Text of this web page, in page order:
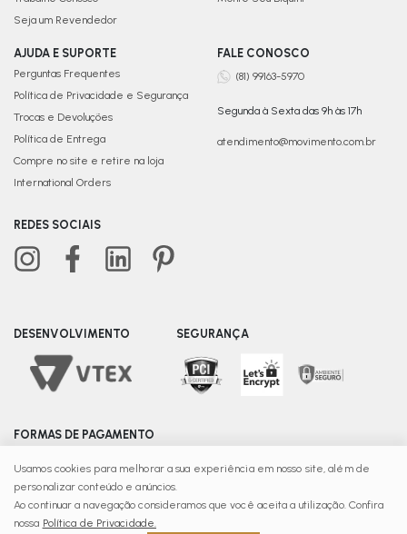
Seja um Revendedor
AJUDA E SUPORTE
Perguntas Frequentes
Política de Privacidade e Segurança
Trocas e Devoluções
Política de Entrega
Compre no site e retire na loja
International Orders
FALE CONOSCO
(81) 99163-5970
Segunda à Sexta das 9h às 17h
atendimento@movimento.com.br
REDES SOCIAIS
DESENVOLVIMENTO SEGURANÇA
FORMAS DE PAGAMENTO
© Copyright 2025 | Movimento - Razão Social C Fonte
Ltda - CNPJ: 08.139.156/0015-65 Recife – PE - CEP 51220-
Usamos cookies para melhorar a sua experiência em nosso site, além de
personalizar conteúdo e anúncios.
Ao continuar a navegação consideramos que você aceita a utilização. Confira
nossa Política de Privacidade.